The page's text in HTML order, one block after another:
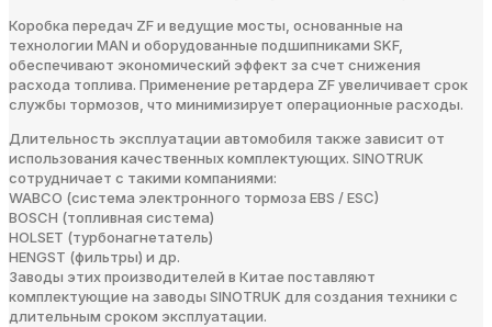
Коробка передач ZF и ведущие мосты, основанные на
технологии MAN и оборудованные подшипниками SKF,
обеспечивают экономический эффект за счет снижения
расхода топлива. Применение ретардера ZF увеличивает срок
службы тормозов, что минимизирует операционные расходы.
Длительность эксплуатации автомобиля также зависит от
использования качественных комплектующих. SINOTRUK
сотрудничает с такими компаниями:
WABCO (система электронного тормоза EBS / ESC)
BOSCH (топливная система)
HOLSET (турбонагнетатель)
HENGST (фильтры) и др.
Заводы этих производителей в Китае поставляют
комплектующие на заводы SINOTRUK для создания техники с
длительным сроком эксплуатации.